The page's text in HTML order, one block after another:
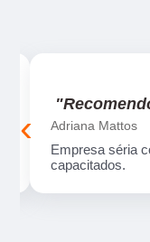
Adriana Mattos
Empresa séria
capacitados.
‹